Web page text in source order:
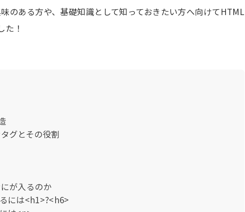
のある方や、基礎知識として知っておきたい方へ向けてHTML
た！
グとその役割
が入るのか
には<h1>?<h6>